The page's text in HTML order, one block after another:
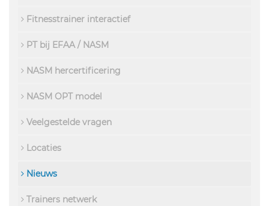
Fitnesstrainer interactief
PT bij EFAA / NASM
NASM hercertificering
NASM OPT model
Veelgestelde vragen
Locaties
Nieuws
Trainers netwerk